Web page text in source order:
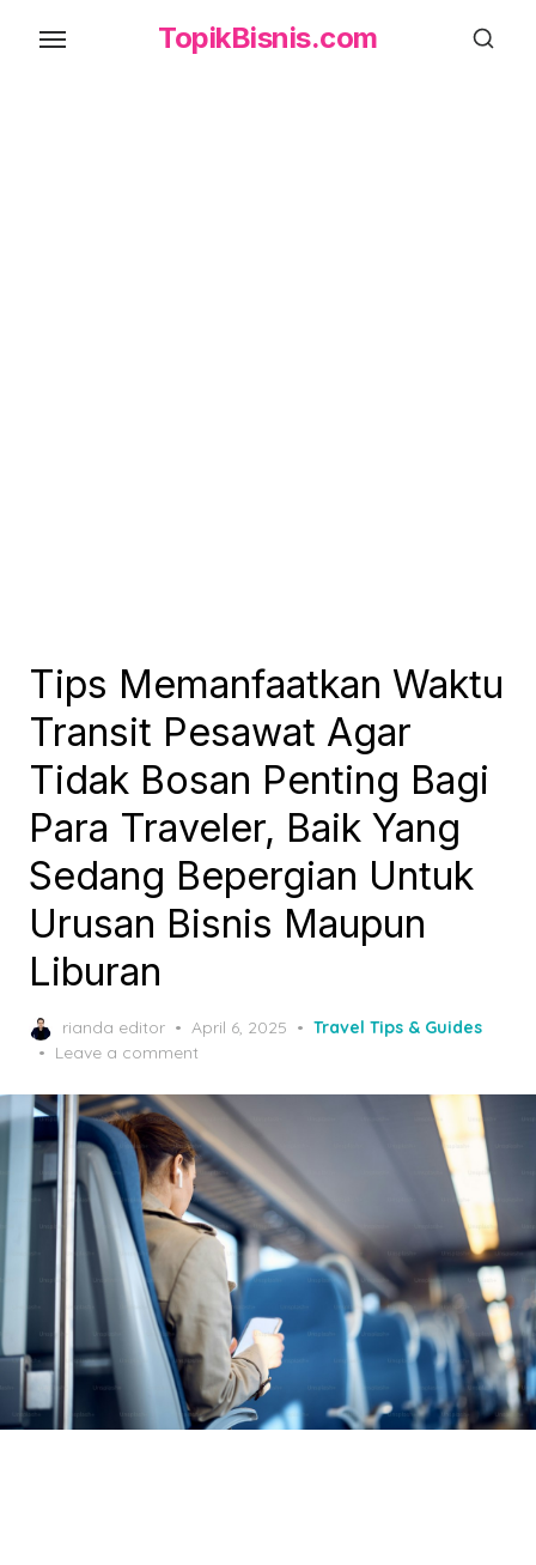
TopikBisnis.com
Tips Memanfaatkan Waktu
Transit Pesawat Agar
Tidak Bosan Penting Bagi
Para Traveler, Baik Yang
Sedang Bepergian Untuk
Urusan Bisnis Maupun
Liburan
rianda editor
Posted
on
April 6, 2025
Travel Tips & Guides
Leave a comment